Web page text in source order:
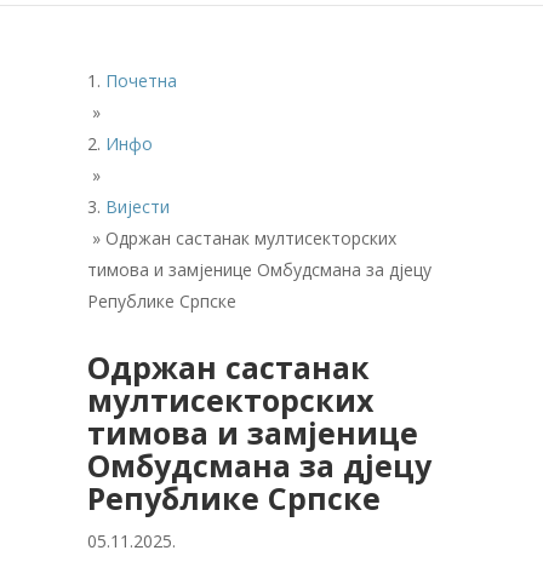
Почетна
»
Инфо
»
Вијести
» Одржан састанак мултисекторских
тимова и замјенице Омбудсмана за дјецу
Републике Српске
Одржан састанак
мултисекторских
тимова и замјенице
Омбудсмана за дјецу
Републике Српске
05.11.2025.